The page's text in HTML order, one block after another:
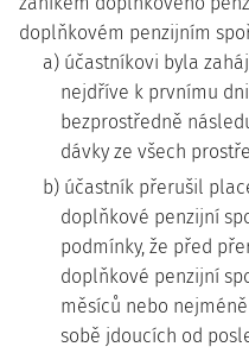
doplňkovém penzijním
a) účastníkovi byla
nejdříve k prvnímu
bezprostředně
dávky ze všech
b) účastník přerušil
doplňkové penzijní
podmínky, že před
doplňkové penzijní
měsíců nebo
sobě jdoucích od